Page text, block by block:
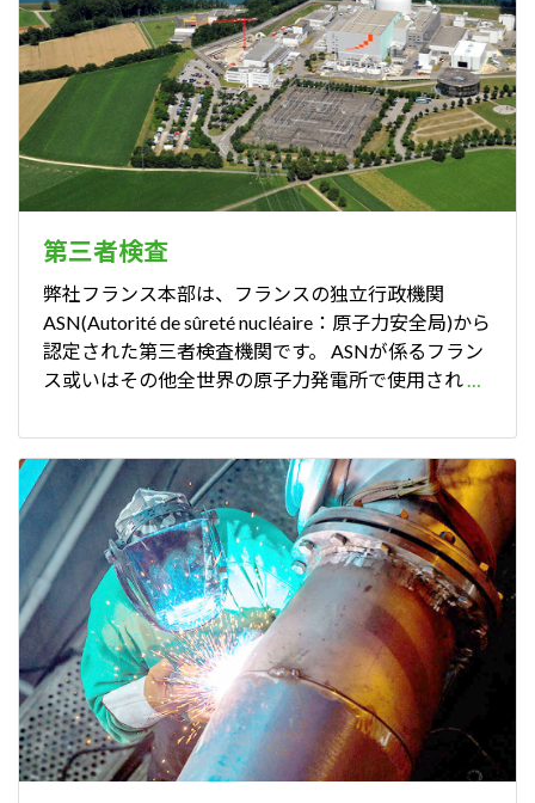
第三者検査
弊社フランス本部は、フランスの独立行政機関
ASN(Autorité de sûreté nucléaire：原子力安全局)から
認定された第三者検査機関です。 ASNが係るフラン
ス或いはその他全世界の原子力発電所で使用され…